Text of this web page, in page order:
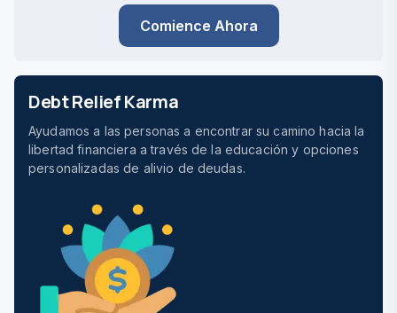
Comience Ahora
Debt Relief Karma
Ayudamos a las personas a encontrar su camino hacia la
libertad financiera a través de la educación y opciones
personalizadas de alivio de deudas.